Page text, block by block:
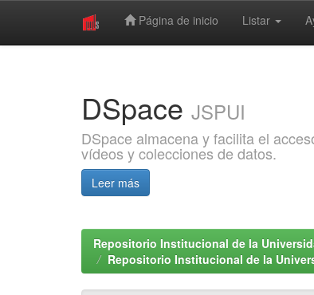
Página de inicio Listar
DSpace JSPUI
DSpace almacena y facilita el
vídeos y colecciones de datos.
Leer más
Repositorio Institucional de la
Repositorio Institucional de la